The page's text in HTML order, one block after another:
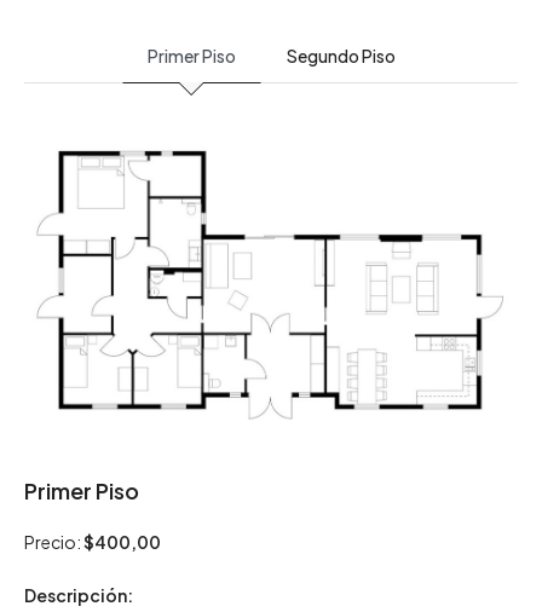
Primer Piso Segundo Piso
Primer Piso
Precio:$400,00
Descripción: